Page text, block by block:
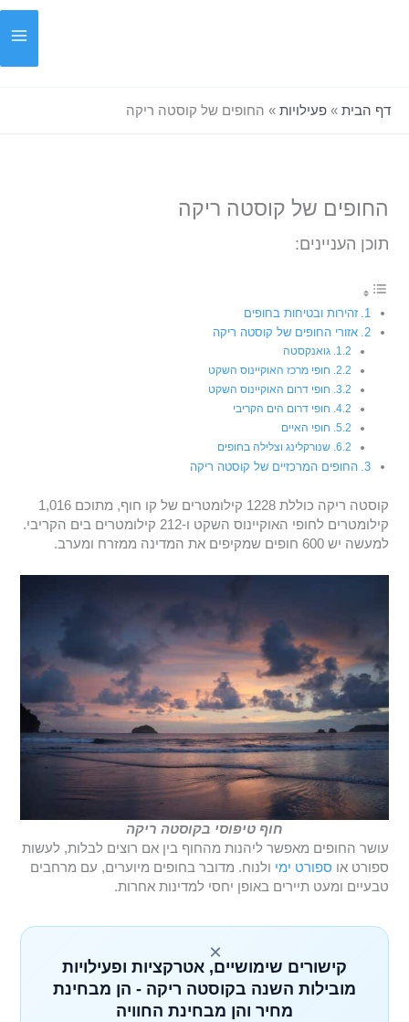
דף הבית » פעילויות » החופים של קוסטה ריקה
החופים של קוסטה ריקה
תוכן העניינים:
זהירות ובטיחות בחופים
אזורי החופים של קוסטה ריקה
גואנקסטה
חופי מרכז האוקיינוס השקט
חופי דרום האוקיינוס השקט
חופי דרום הים הקריבי
חופי האיים
שנורקלינג וצלילה בחופים
החופים המרכזיים של קוסטה ריקה
קוסטה ריקה כוללת 1228 קילומטרים של קו חוף, מתוכם 1,016
קילומטרים לחופי האוקיינוס השקט ו-212 קילומטרים בים הקריבי.
למעשה יש 600 חופים שמקיפים את המדינה ממזרח ומערב.
חוף טיפוסי בקוסטה ריקה
עושר החופים מאפשר ליהנות מהחוף בין אם רוצים לבלות, לעשות
ספורט או ספורט ימי ולנוח. מדובר בחופים מיוערים, עם מרחבים
טבעיים ומעט תיירים באופן יחסי למדינות אחרות.
×
קישורים שימושיים, אטרקציות ופעילויות
מובילות השנה בקוסטה ריקה - הן מבחינת
מחיר והן מבחינת החוויה